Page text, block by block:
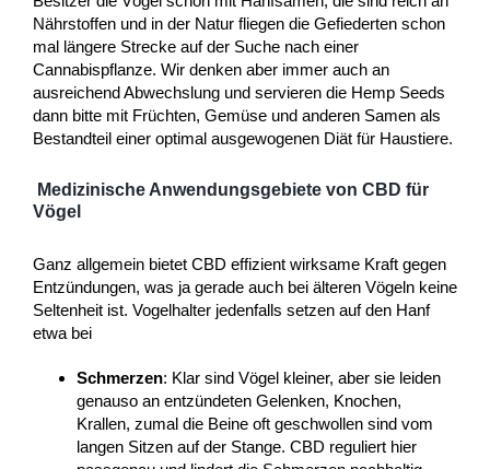
Nährstoffen und in der Natur fliegen die Gefiederten schon
mal längere Strecke auf der Suche nach einer
Cannabispflanze. Wir denken aber immer auch an
ausreichend Abwechslung und servieren die Hemp Seeds
dann bitte mit Früchten, Gemüse und anderen Samen als
Bestandteil einer optimal ausgewogenen Diät für Haustiere.
Medizinische Anwendungsgebiete von CBD für
Vögel
Ganz allgemein bietet CBD effizient wirksame Kraft gegen
Entzündungen, was ja gerade auch bei älteren Vögeln keine
Seltenheit ist. Vogelhalter jedenfalls setzen auf den Hanf
etwa bei
Schmerzen: Klar sind Vögel kleiner, aber sie leiden
genauso an entzündeten Gelenken, Knochen,
Krallen, zumal die Beine oft geschwollen sind vom
langen Sitzen auf der Stange. CBD reguliert hier